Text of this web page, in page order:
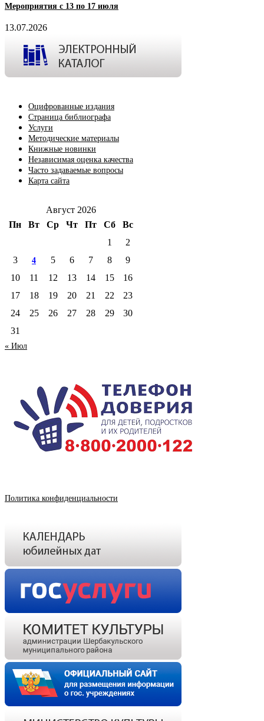
Мероприятия с 13 по 17 июля
13.07.2026
Оцифрованные издания
Страница библиографа
Услуги
Методические материалы
Книжные новинки
Независимая оценка качества
Часто задаваемые вопросы
Карта сайта
Август 2026
Пн
Вт Ср Чт Пт Сб
Вс
1
2
3
4 5 6 7 8
9
10
11 12 13 14 15
16
17
18 19 20 21 22
23
24
25 26 27 28 29
30
31
« Июл
Политика конфиденциальности